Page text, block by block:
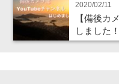
2020/02/11
【備後カ
しました